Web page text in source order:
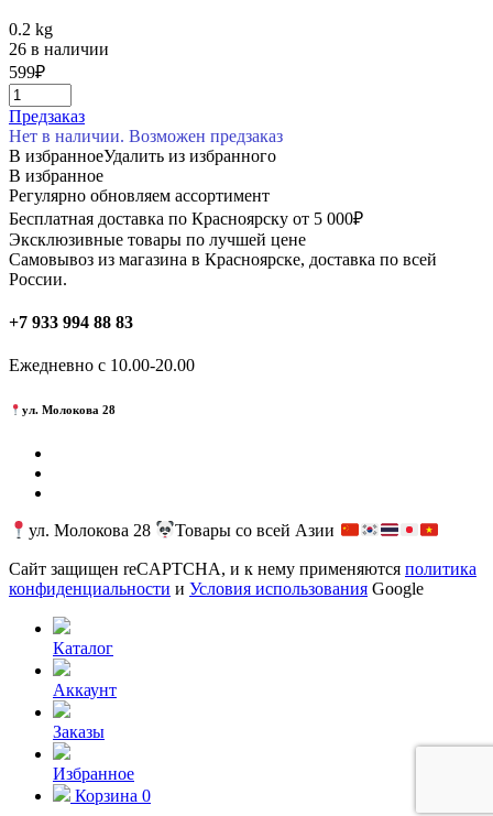
0.2 kg
26 в наличии
599₽
Предзаказ
Нет в наличии. Возможен предзаказ
В избранноеУдалить из избранного
В избранное
Регулярно обновляем ассортимент
Бесплатная доставка по Красноярску от 5 000₽
Эксклюзивные товары по лучшей цене
Самовывоз из магазина в Красноярске, доставка по всей
России.
+7 933 994 88 83
Ежедневно с 10.00-20.00
ул. Молокова 28
ул. Молокова 28
Товары со всей Азии
Сайт защищен reCAPTCHA, и к нему применяются политика
конфиденциальности и Условия использования Google
Каталог
Аккаунт
Заказы
Избранное
Корзина 0